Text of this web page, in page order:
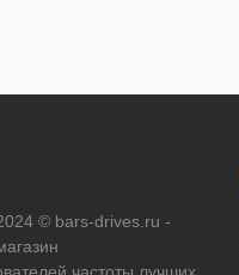
© bars-drives.ru -